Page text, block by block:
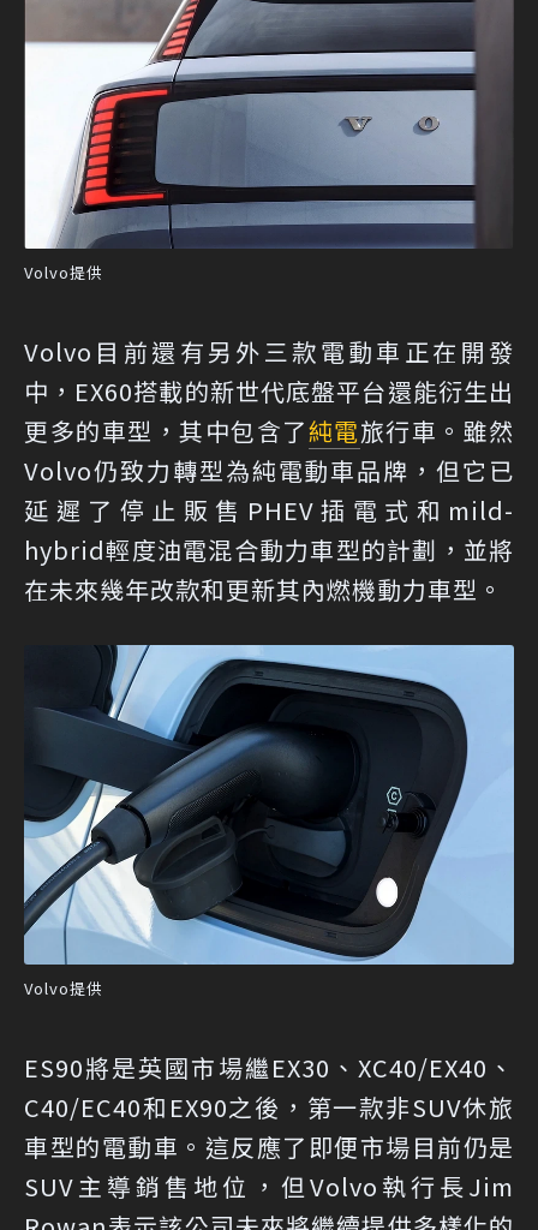
Volvo提供
Volvo目前還有另外三款電動車正在開發
中，EX60搭載的新世代底盤平台還能衍生出
更多的車型，其中包含了純電旅行車。雖然
Volvo仍致力轉型為純電動車品牌，但它已
延遲了停止販售PHEV插電式和mild-
hybrid輕度油電混合動力車型的計劃，並將
在未來幾年改款和更新其內燃機動力車型。
Volvo提供
ES90將是英國市場繼EX30、XC40/EX40、
C40/EC40和EX90之後，第一款非SUV休旅
車型的電動車。這反應了即便市場目前仍是
SUV主導銷售地位，但Volvo執行長Jim